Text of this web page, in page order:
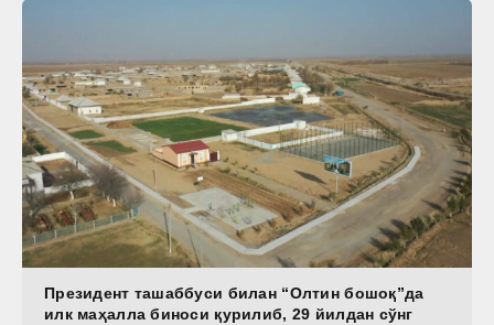
Президент ташаббуси билан “Олтин бошоқ”да
илк маҳалла биноси қурилиб, 29 йилдан сўнг